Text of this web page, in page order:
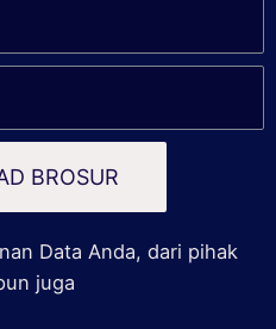
BROSUR
Data Anda, dari pihak
juga